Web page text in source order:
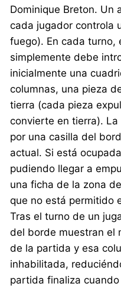
Dominique Breton. Un
cada jugador controla
fuego). En cada turno,
simplemente debe
inicialmente una
columnas, una pieza
tierra (cada pieza
convierte en tierra).
por una casilla del
actual. Si está
pudiendo llegar a
una ficha de la zona
que no está permitido
Tras el turno de un
del borde muestran el
de la partida y esa
inhabilitada,
partida finaliza